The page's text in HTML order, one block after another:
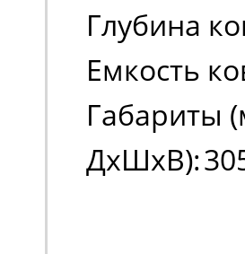
Глубина
Емкость
Габариты
ДxШxВ):